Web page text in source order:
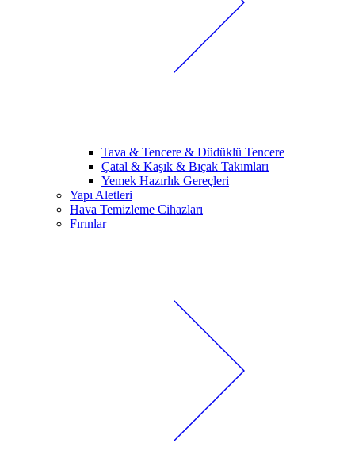
Tava & Tencere & Düdüklü Tencere
Çatal & Kaşık & Bıçak Takımları
Yemek Hazırlık Gereçleri
Yapı Aletleri
Hava Temizleme Cihazları
Fırınlar